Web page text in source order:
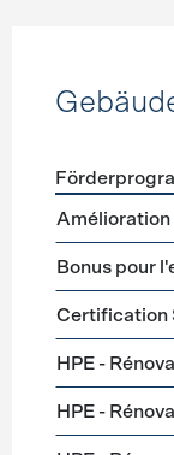
Amélioration
Bonus pour
Certification
HPE -
HPE -